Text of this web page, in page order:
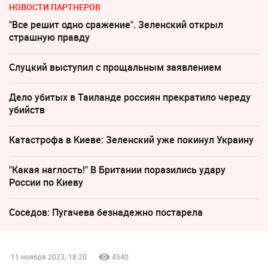
НОВОСТИ ПАРТНЕРОВ
"Все решит одно сражение". Зеленский открыл
страшную правду
Слуцкий выступил с прощальным заявлением
Дело убитых в Таиланде россиян прекратило череду
убийств
Катастрофа в Киеве: Зеленский уже покинул Украину
"Какая наглость!" В Британии поразились удару
России по Киеву
Соседов: Пугачева безнадежно постарела
11 ноября 2023, 18:20 4540